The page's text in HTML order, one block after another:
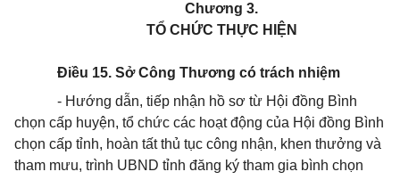
Chương 3.
TỔ CHỨC THỰC HIỆN
Điều 15. Sở Công Thương có trách nhiệm
- Hướng dẫn, tiếp nhận hồ sơ từ Hội đồng Bình
chọn cấp huyện, tổ chức các hoạt động của Hội đồng Bình
chọn cấp tỉnh, hoàn tất thủ tục công nhận, khen thưởng và
tham mưu, trình UBND tỉnh đăng ký tham gia bình chọn